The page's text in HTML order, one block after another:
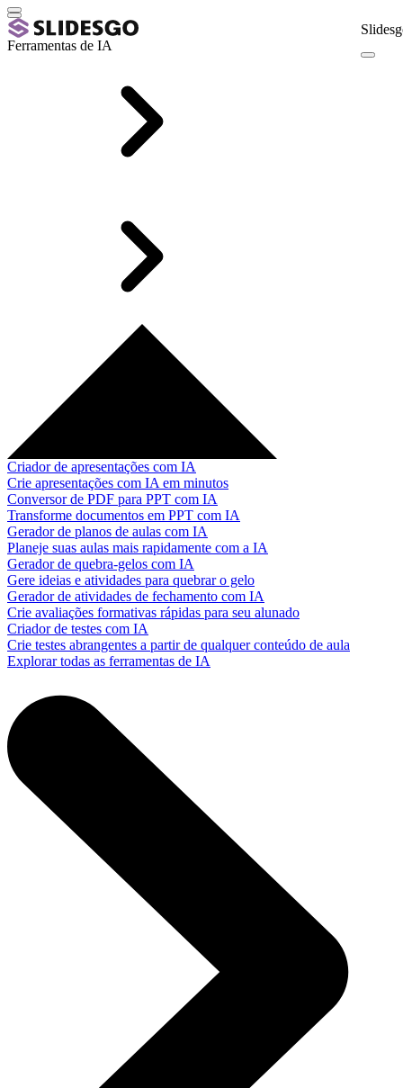
Ferramentas de IA
Criador de apresentações com IA
Crie apresentações com IA em minutos
Conversor de PDF para PPT com IA
Transforme documentos em PPT com IA
Gerador de planos de aulas com IA
Planeje suas aulas mais rapidamente com a IA
Gerador de quebra-gelos com IA
Gere ideias e atividades para quebrar o gelo
Gerador de atividades de fechamento com IA
Crie avaliações formativas rápidas para seu alunado
Criador de testes com IA
Crie testes abrangentes a partir de qualquer conteúdo de aula
Explorar todas as ferramentas de IA